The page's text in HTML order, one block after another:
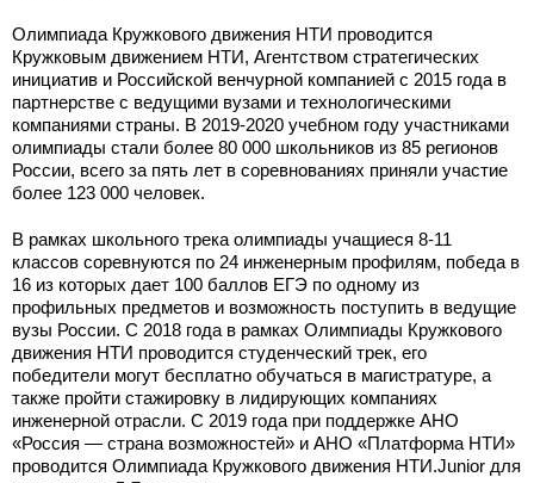
Олимпиада Кружкового движения НТИ проводится
Кружковым движением НТИ, Агентством стратегических
инициатив и Российской венчурной компанией с 2015 года в
партнерстве с ведущими вузами и технологическими
компаниями страны. В 2019-2020 учебном году участниками
олимпиады стали более 80 000 школьников из 85 регионов
России, всего за пять лет в соревнованиях приняли участие
более 123 000 человек.
В рамках школьного трека олимпиады учащиеся 8-11
классов соревнуются по 24 инженерным профилям, победа в
16 из которых дает 100 баллов ЕГЭ по одному из
профильных предметов и возможность поступить в ведущие
вузы России. С 2018 года в рамках Олимпиады Кружкового
движения НТИ проводится студенческий трек, его
победители могут бесплатно обучаться в магистратуре, а
также пройти стажировку в лидирующих компаниях
инженерной отрасли. С 2019 года при поддержке АНО
«Россия — страна возможностей» и АНО «Платформа НТИ»
проводится Олимпиада Кружкового движения НТИ.Junior для